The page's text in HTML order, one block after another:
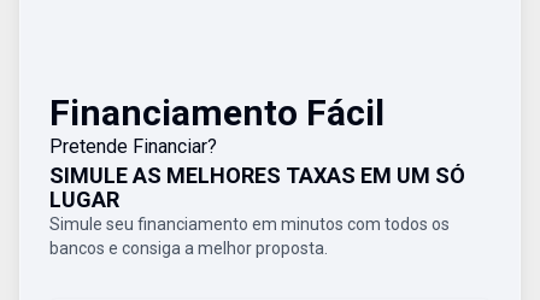
Financiamento Fácil
Pretende Financiar?
SIMULE AS MELHORES TAXAS EM UM SÓ
LUGAR
Simule seu financiamento em minutos com todos os
bancos e consiga a melhor proposta.